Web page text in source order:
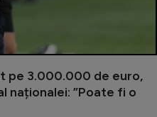
pe 3.000.000 de euro,
”Poate fi o